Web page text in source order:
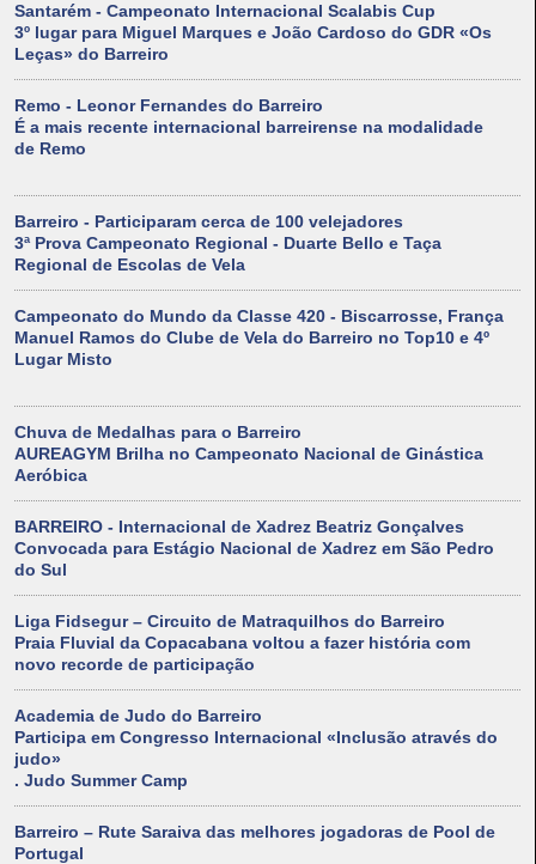
Santarém - Campeonato Internacional Scalabis Cup
3º lugar para Miguel Marques e João Cardoso do GDR «Os
Leças» do Barreiro
Remo - Leonor Fernandes do Barreiro
É a mais recente internacional barreirense na modalidade
de Remo
Barreiro - Participaram cerca de 100 velejadores
3ª Prova Campeonato Regional - Duarte Bello e Taça
Regional de Escolas de Vela
Campeonato do Mundo da Classe 420 - Biscarrosse, França
Manuel Ramos do Clube de Vela do Barreiro no Top10 e 4º
Lugar Misto
Chuva de Medalhas para o Barreiro
AUREAGYM Brilha no Campeonato Nacional de Ginástica
Aeróbica
BARREIRO - Internacional de Xadrez Beatriz Gonçalves
Convocada para Estágio Nacional de Xadrez em São Pedro
do Sul
Liga Fidsegur – Circuito de Matraquilhos do Barreiro
Praia Fluvial da Copacabana voltou a fazer história com
novo recorde de participação
Academia de Judo do Barreiro
Participa em Congresso Internacional «Inclusão através do
judo»
. Judo Summer Camp
Barreiro – Rute Saraiva das melhores jogadoras de Pool de
Portugal